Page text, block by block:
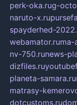
perk-oka.rug-
naruto-x.ru
spayderhed-
webamator.ruma-
nv-750.runews-
dizfiles.ru
planeta-samara.ru
matrasy-
dotcustoms.ru